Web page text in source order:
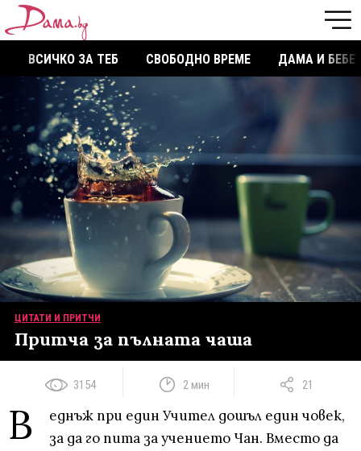
ВСИЧКО ЗА ТЕБ СВОБОДНО ВРЕМЕ ДАМА И БЕБЕ
ЦИТАТИ И ПРИТЧИ
Притча за пълната чаша
3154 2 мин 21
В
еднъж при един Учител дошъл един човек,
за да го пита за учението Чан. Вместо да